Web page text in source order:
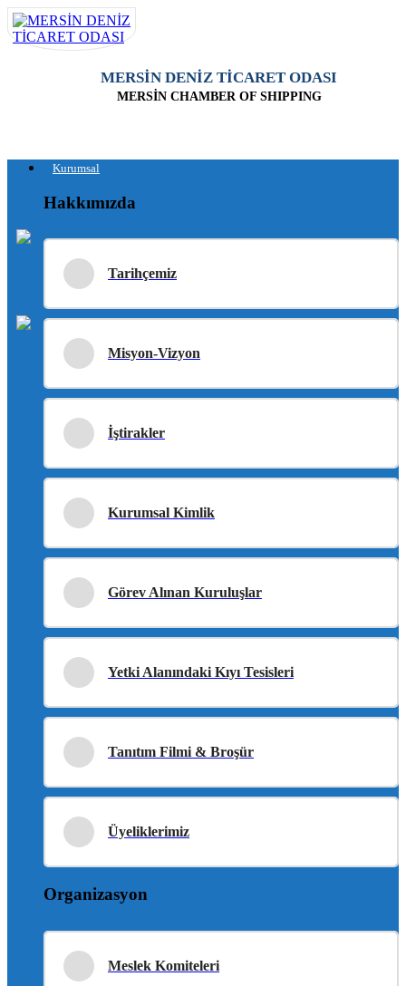
MERSİN DENİZ TİCARET ODASI
MERSİN CHAMBER OF SHIPPING
Kurumsal
Hakkımızda
Tarihçemiz
Misyon-Vizyon
İştirakler
Kurumsal Kimlik
Görev Alınan Kuruluşlar
Yetki Alanındaki Kıyı Tesisleri
Tanıtım Filmi & Broşür
Üyeliklerimiz
Organizasyon
Meslek Komiteleri